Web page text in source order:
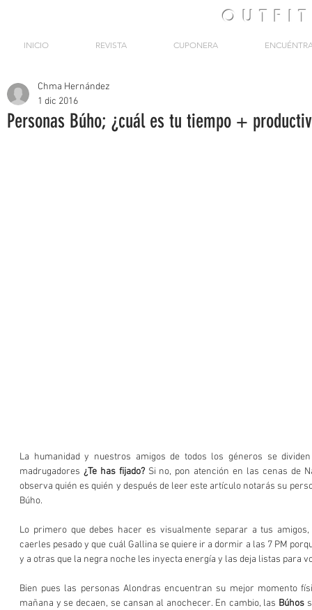
OUTFIT
INICIO REVISTA CUPONERA
Personas Búho; ¿cuál es tu tiempo +
Chma Hernández
1 dic 2016
La humanidad y nuestros amigos de todos los géneros se
madrugadores ¿Te has fijado? Si no, pon atención en las cenas de
observa quién es quién y después de leer este artículo notarás su
Búho.
Lo primero que debes hacer es visualmente separar a tus
caerles pesado y que cuál Gallina se quiere ir a dormir a las 7 PM
y a otras que la negra noche les inyecta energía y las deja listas para
Bien pues las personas Alondras encuentran su mejor momento
mañana y se decaen, se cansan al anochecer. En cambio, las Búhos